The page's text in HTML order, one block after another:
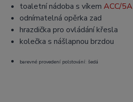
toaletní nádoba s víkem ACC/5A
odnímatelná opěrka zad
hrazdička pro ovládání křesla
kolečka s nášlapnou brzdou
barevné provedení polstování: šedá